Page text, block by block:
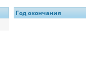
Год окончания